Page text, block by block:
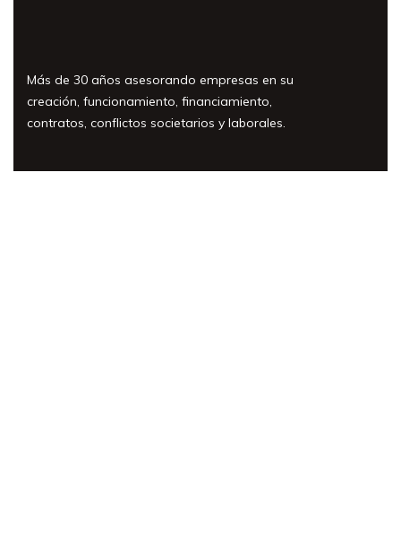
Más de 30 años asesorando empresas en su
creación, funcionamiento, financiamiento,
contratos, conflictos societarios y laborales.